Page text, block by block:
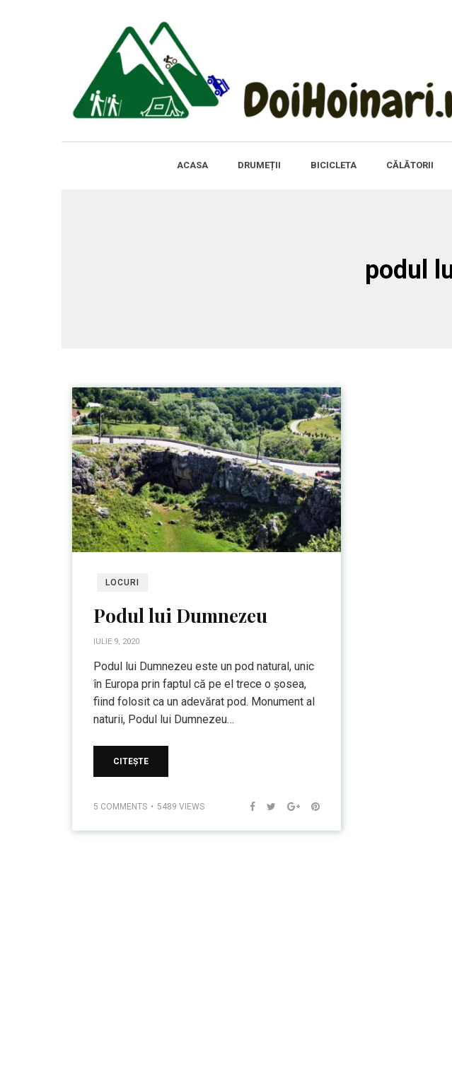
ACASA DRUMEȚII BICICLETA CĂLĂTORII
podul
LOCURI
Podul lui Dumnezeu
IULIE 9, 2020
Podul lui Dumnezeu este un pod natural, unic
în Europa prin faptul că pe el trece o șosea,
fiind folosit ca un adevărat pod. Monument al
naturii, Podul lui Dumnezeu…
CITEȘTE
5 COMMENTS 5489 VIEWS